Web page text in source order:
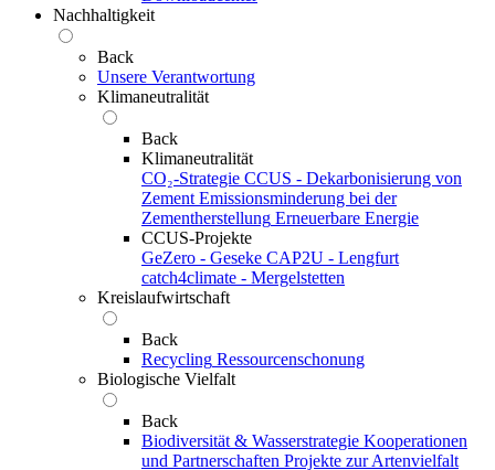
Nachhaltigkeit
Back
Unsere Verantwortung
Klimaneutralität
Back
Klimaneutralität
CO₂-Strategie CCUS - Dekarbonisierung von
Zement Emissionsminderung bei der
Zementherstellung Erneuerbare Energie
CCUS-Projekte
GeZero - Geseke CAP2U - Lengfurt
catch4climate - Mergelstetten
Kreislaufwirtschaft
Back
Recycling Ressourcenschonung
Biologische Vielfalt
Back
Biodiversität & Wasserstrategie Kooperationen
und Partnerschaften Projekte zur Artenvielfalt